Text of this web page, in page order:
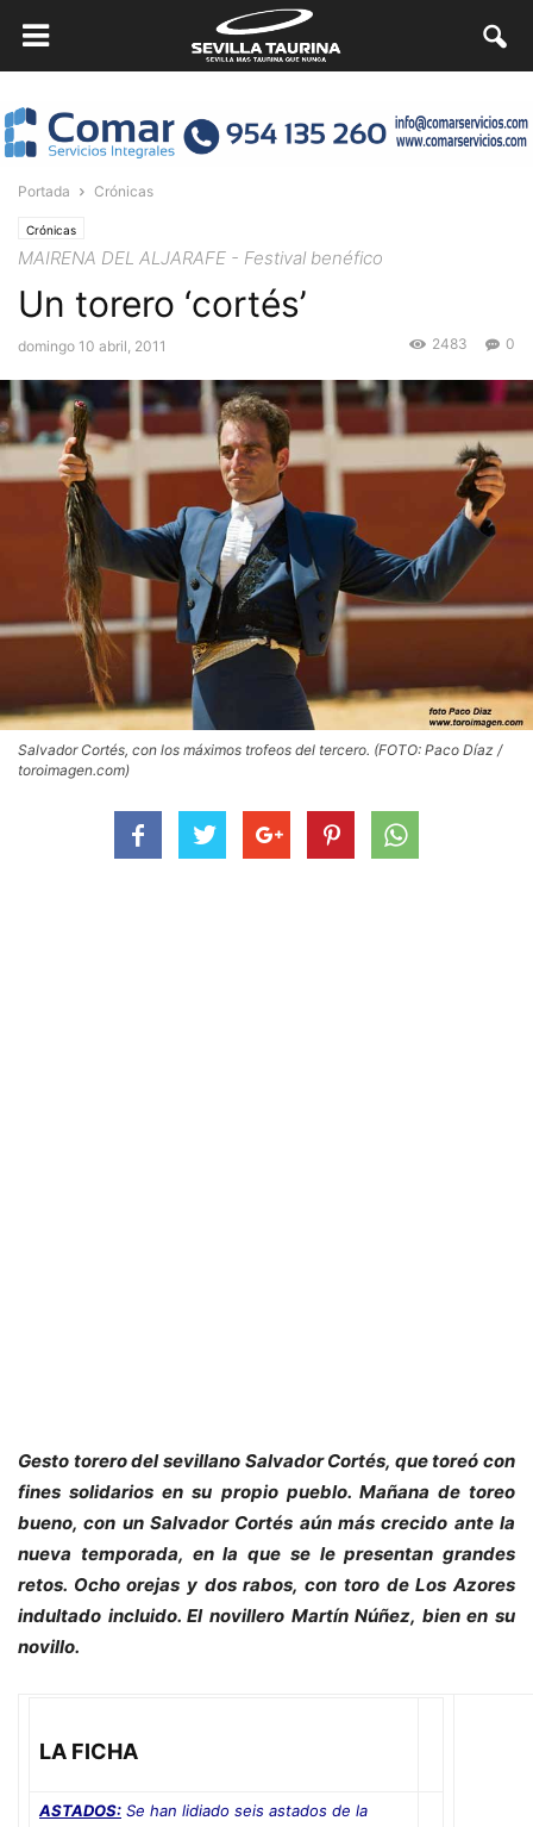
Portada Crónicas
Crónicas
MAIRENA DEL ALJARAFE - Festival benéfico
Un torero ‘cortés’
domingo 10 abril, 2011 0
2483
Salvador Cortés, con los máximos trofeos del tercero. (FOTO: Paco Díaz /
toroimagen.com)
Gesto torero del sevillano Salvador Cortés, que toreó con
fines solidarios en su propio pueblo. Mañana de toreo
bueno, con un Salvador Cortés aún más crecido ante la
nueva temporada, en la que se le presentan grandes
retos. Ocho orejas y dos rabos, con toro de Los Azores
indultado incluido. El novillero Martín Núñez, bien en su
novillo.
LA FICHA
ASTADOS: Se han lidiado seis astados de la